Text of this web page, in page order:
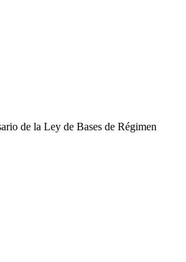
de la Ley de Bases de Régimen